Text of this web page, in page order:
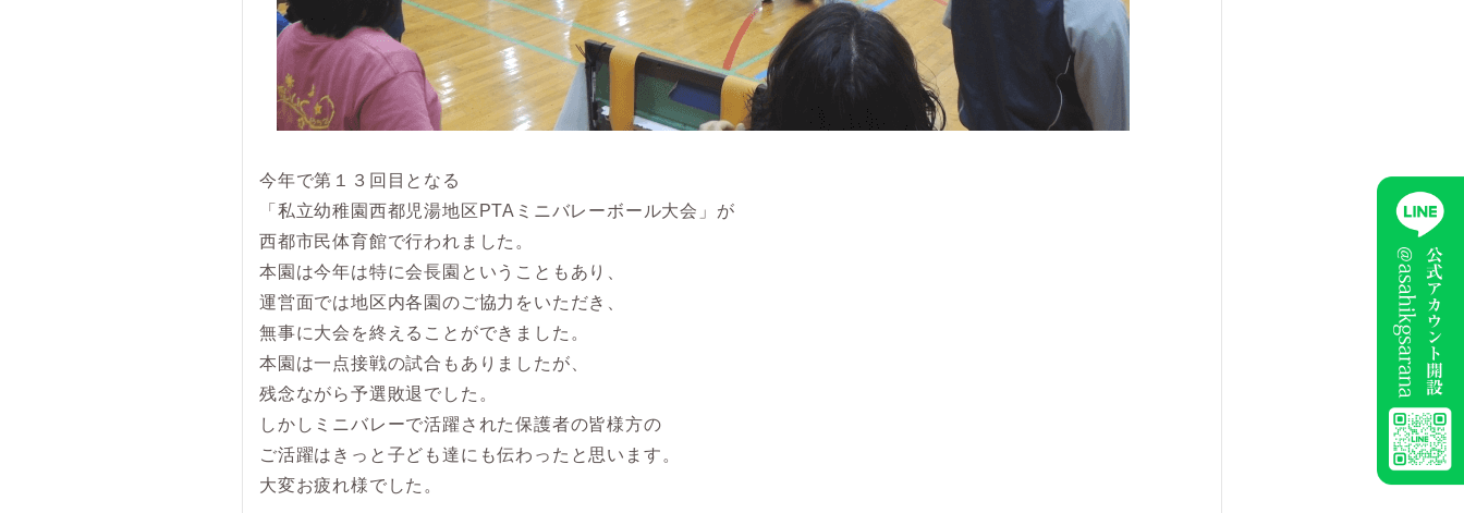
今年で第１３回目となる
「私立幼稚園西都児湯地区PTAミニバレーボール大会」が
西都市民体育館で行われました。
本園は今年は特に会長園ということもあり、
運営面では地区内各園のご協力をいただき、
無事に大会を終えることができました。
本園は一点接戦の試合もありましたが、
残念ながら予選敗退でした。
しかしミニバレーで活躍された保護者の皆様方の
ご活躍はきっと子ども達にも伝わったと思います。
大変お疲れ様でした。